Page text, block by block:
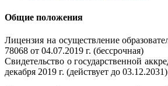
Общие положения
Лицензия на осуществление
78068 от 04.07.2019 г. (бессрочная)
Свидетельство о государственной
декабря 2019 г. (действует до 03.12.2031)